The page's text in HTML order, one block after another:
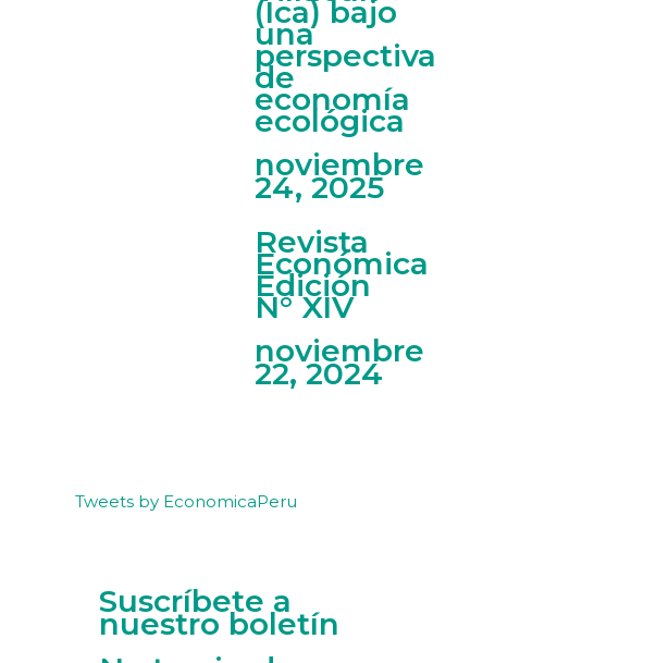
(Ica) bajo
una
perspectiva
de
economía
ecológica
noviembre
24, 2025
Revista
Económica
Edición
N° XIV
noviembre
22, 2024
Tweets by EconomicaPeru
Suscríbete a
nuestro boletín